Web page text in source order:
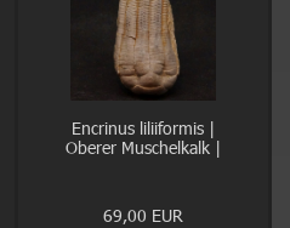
Encrinus liliiformis |
Oberer Muschelkalk |
69,00 EUR